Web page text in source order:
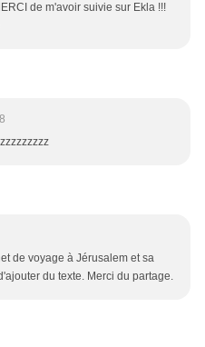
de m'avoir suivie sur Ekla !!!
de voyage à Jérusalem et sa
du texte. Merci du partage.